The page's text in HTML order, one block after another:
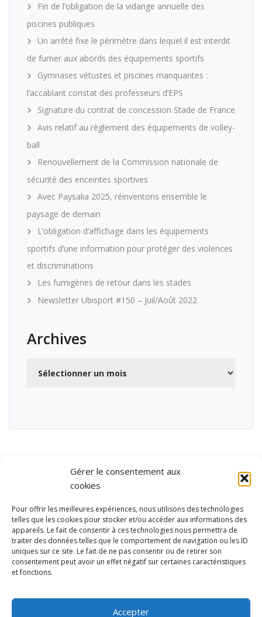
Gérer le consentement aux
cookies
Pour offrir les meilleures expériences, nous utilisons des technologies
telles que les cookies pour stocker et/ou accéder aux informations des
appareils. Le fait de consentir à ces technologies nous permettra de
traiter des données telles que le comportement de navigation ou les ID
uniques sur ce site. Le fait de ne pas consentir ou de retirer son
consentement peut avoir un effet négatif sur certaines caractéristiques
et fonctions.
Accepter
Fin de l’obligation de la vidange annuelle des
piscines publiques
Un arrêté fixe le périmètre dans lequel il est interdit
de fumer aux abords des équipements sportifs
Gymnases vétustes et piscines manquantes :
l’accablant constat des professeurs d’EPS
Signature du contrat de concession Stade de France
Avis relatif au règlement des équipements de volley-
ball
Renouvellement de la Commission nationale de
sécurité des enceintes sportives
Avec Paysalia 2025, réinventons ensemble le
paysage de demain
L’obligation d’affichage dans les équipements
sportifs d’une information pour protéger des violences
et discriminations
Les fumigènes de retour dans les stades
Newsletter Ubisport #150 – Juil/Août 2022
Archives
et de loisirs
Contact